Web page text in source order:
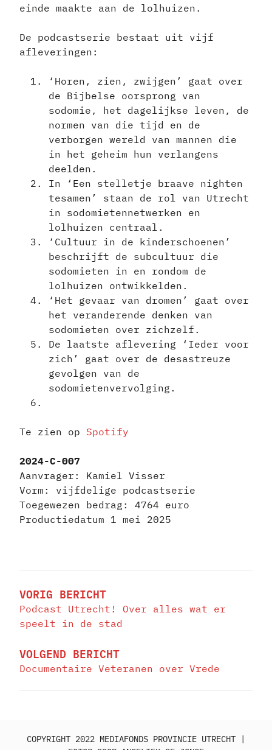
einde maakte aan de lolhuizen.
De podcastserie bestaat uit vijf
afleveringen:
‘Horen, zien, zwijgen’ gaat over
de Bijbelse oorsprong van
sodomie, het dagelijkse leven, de
normen van die tijd en de
verborgen wereld van mannen die
in het geheim hun verlangens
deelden.
In ‘Een stelletje braave nighten
tesamen’ staan de rol van Utrecht
in sodomietennetwerken en
lolhuizen centraal.
‘Cultuur in de kinderschoenen’
beschrijft de subcultuur die
sodomieten in en rondom de
lolhuizen ontwikkelden.
‘Het gevaar van dromen’ gaat over
het veranderende denken van
sodomieten over zichzelf.
De laatste aflevering ‘Ieder voor
zich’ gaat over de desastreuze
gevolgen van de
sodomietenvervolging.
Te zien op Spotify
2024-C-007
Aanvrager: Kamiel Visser
Vorm: vijfdelige podcastserie
Toegewezen bedrag: 4764 euro
Productiedatum 1 mei 2025
VORIG BERICHT
Podcast Utrecht! Over alles wat er
speelt in de stad
VOLGEND BERICHT
Documentaire Veteranen over Vrede
COPYRIGHT 2022 MEDIAFONDS PROVINCIE UTRECHT |